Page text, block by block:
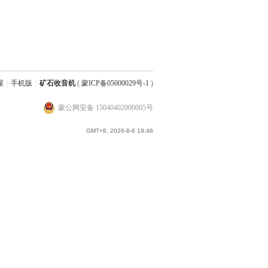
手机版 矿石收音机( 蒙ICP备05000029号-1 )
蒙公网安备 15040402000005号
GMT+8, 2026-8-6 19:46